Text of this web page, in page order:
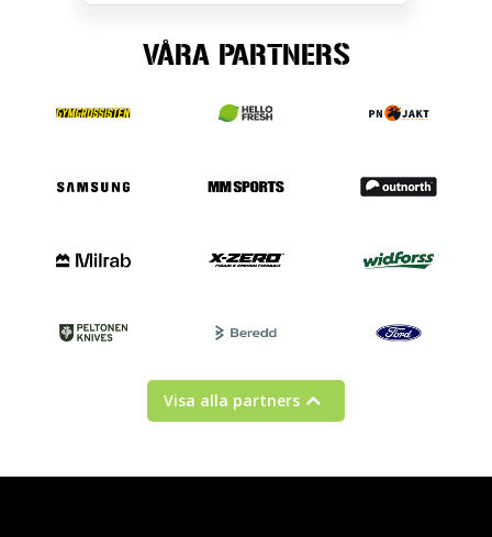
VÅRA PARTNERS
Visa alla partners